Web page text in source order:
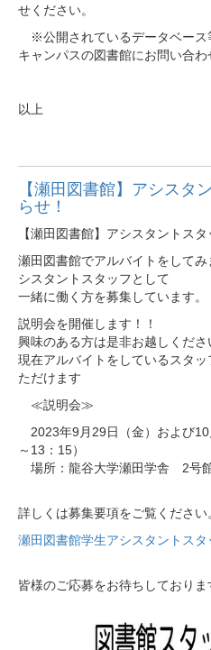
せください。
※公開されているデータベース
キャンパスの図書館にお問い合わ
以上
【瀬田図書館】アシスタ
らせ！
【瀬田図書館】アシスタントス
瀬田図書館でアルバイトをして
シスタントスタッフとして
一緒に働く方を募集しています。
説明会を開催します！！
興味のある方は是非お越しくださ
現在アルバイトをしているスタ
ただけます
≪説明会≫
2023年9月29日（金）および
～13：15）
場所：龍谷大学瀬田学舎 2号
詳しくは募集要項をご覧ください
瀬田図書館学生アシスタントス
皆様のご応募をお待ちしておりま